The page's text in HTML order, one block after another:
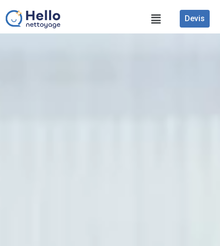
Devis